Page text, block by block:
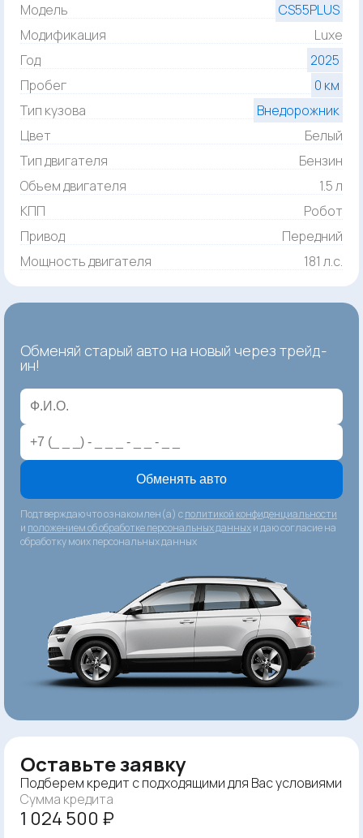
Модель
CS55PLUS
Модификация
Luxe
Год
2025
Пробег
0 км
Тип кузова
Внедорожник
Цвет
Белый
Тип двигателя
Бензин
Объем двигателя
1.5 л
КПП
Робот
Привод
Передний
Мощность двигателя
181 л.с.
Обменяй старый авто на новый через трейд-
ин!
Обменять авто
Подтверждаю что ознакомлен(а) сполитикой конфиденциальности
и положением об обработке персональных данныхи даю согласие на
обработку моих персональных данных
Оставьте заявку
Подберем кредит с подходящими для Вас условиями
Сумма кредита
1 024 500 ₽